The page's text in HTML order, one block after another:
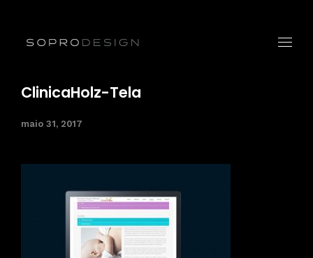
ClinicaHolz-Tela
maio 31, 2017